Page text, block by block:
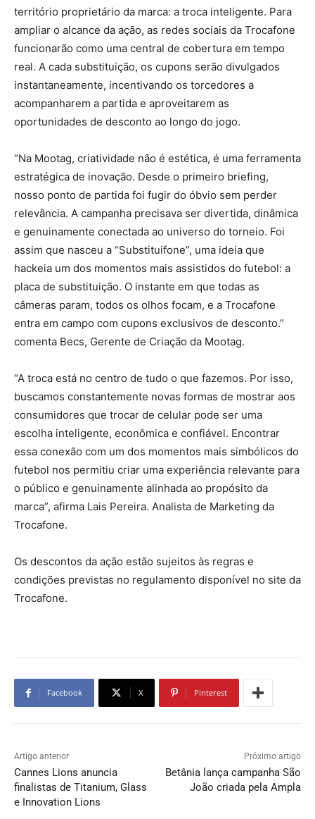
território proprietário da marca: a troca inteligente. Para
ampliar o alcance da ação, as redes sociais da Trocafone
funcionarão como uma central de cobertura em tempo
real. A cada substituição, os cupons serão divulgados
instantaneamente, incentivando os torcedores a
acompanharem a partida e aproveitarem as
oportunidades de desconto ao longo do jogo.
“Na Mootag, criatividade não é estética, é uma ferramenta
estratégica de inovação. Desde o primeiro briefing,
nosso ponto de partida foi fugir do óbvio sem perder
relevância. A campanha precisava ser divertida, dinâmica
e genuinamente conectada ao universo do torneio. Foi
assim que nasceu a “Substituifone”, uma ideia que
hackeia um dos momentos mais assistidos do futebol: a
placa de substituição. O instante em que todas as
câmeras param, todos os olhos focam, e a Trocafone
entra em campo com cupons exclusivos de desconto.”
comenta Becs, Gerente de Criação da Mootag.
“A troca está no centro de tudo o que fazemos. Por isso,
buscamos constantemente novas formas de mostrar aos
consumidores que trocar de celular pode ser uma
escolha inteligente, econômica e confiável. Encontrar
essa conexão com um dos momentos mais simbólicos do
futebol nos permitiu criar uma experiência relevante para
o público e genuinamente alinhada ao propósito da
marca”, afirma Lais Pereira. Analista de Marketing da
Trocafone.
Os descontos da ação estão sujeitos às regras e
condições previstas no regulamento disponível no site da
Trocafone.
Facebook X Pinterest
Artigo anterior
Cannes Lions anuncia
finalistas de Titanium, Glass
e Innovation Lions
Próximo artigo
Betânia lança campanha São
João criada pela Ampla